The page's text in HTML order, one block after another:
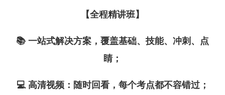
【全程精讲班】
📚 一站式解决方案，覆盖基础、技能、冲刺、点
睛；
💻 高清视频：随时回看，每个考点都不容错过；